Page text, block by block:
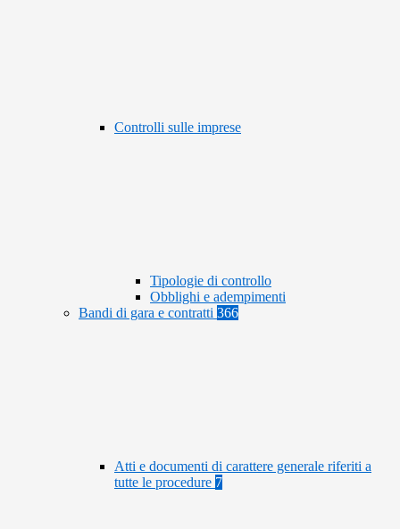
Controlli sulle imprese
Tipologie di controllo
Obblighi e adempimenti
Bandi di gara e contratti 366
Atti e documenti di carattere generale riferiti a
tutte le procedure 7